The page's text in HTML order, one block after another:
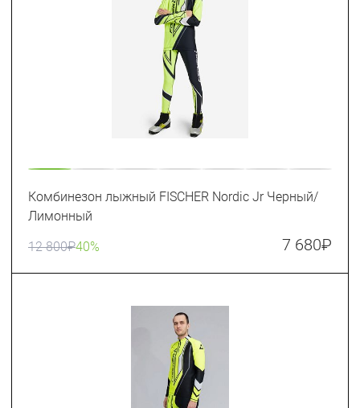
Комбинезон лыжный FISCHER Nordic Jr Черный/
Лимонный
12 800₽40% 7 680₽